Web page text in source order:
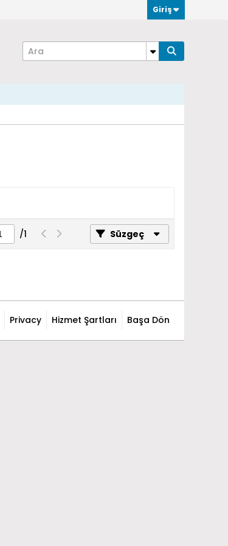
Giriş
/1 Süzgeç
Privacy Hizmet Şartları Başa Dön